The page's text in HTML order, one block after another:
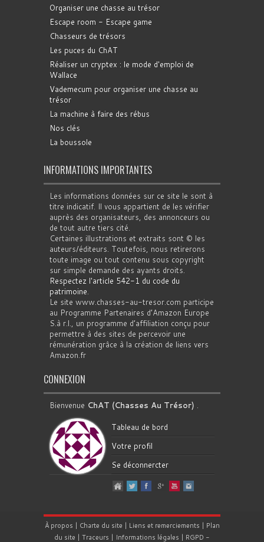
Organiser une chasse au trésor
Escape room - Escape game
Chasseurs de trésors
Les puces du ChAT
Réaliser un cryptex : le mode d'emploi de
Wallace
Vademecum pour organiser une chasse au
trésor
La machine à faire des rébus
Nos clés
La boussole
INFORMATIONS IMPORTANTES
Les informations données sur ce site le sont à
titre indicatif. Il vous appartient de les vérifier
auprès des organisateurs, des annonceurs ou
de tout autre tiers cité.
Certaines illustrations et extraits sont © les
auteurs/éditeurs. Toutefois, nous retirerons
toute image ou tout contenu sous copyright
sur simple demande des ayants droits.
Respectez l'article 542-1 du code du
patrimoine.
Le site www.chasses-au-tresor.com participe
au Programme Partenaires d’Amazon Europe
S.à r.l., un programme d’affiliation conçu pour
permettre à des sites de percevoir une
rémunération grâce à la création de liens vers
Amazon.fr
CONNEXION
Bienvenue ChAT (Chasses Au Trésor) .
Tableau de bord
Votre profil
Se déconnercter
À propos | Charte du site | Liens et remerciements | Plan
du site | Traceurs | Informations légales | RGPD -